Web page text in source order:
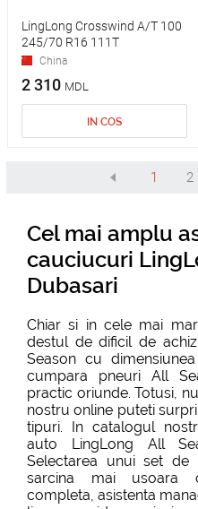
LingLong Crosswind A/T 100
245/70 R16 111T
China
2 310 MDL
IN COS
1 2
Cel mai amplu
cauciucuri
Dubasari
Chiar si in cele mai
destul de dificil de
Season cu
cumpara pneuri All
practic oriunde. Totusi,
nostru online puteti
tipuri. In catalogul
auto LingLong All
Selectarea unui set de
sarcina mai usoara
completa, asistenta